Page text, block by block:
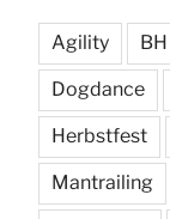
Agility BH
Dogdance
Herbstfest
Mantrailing